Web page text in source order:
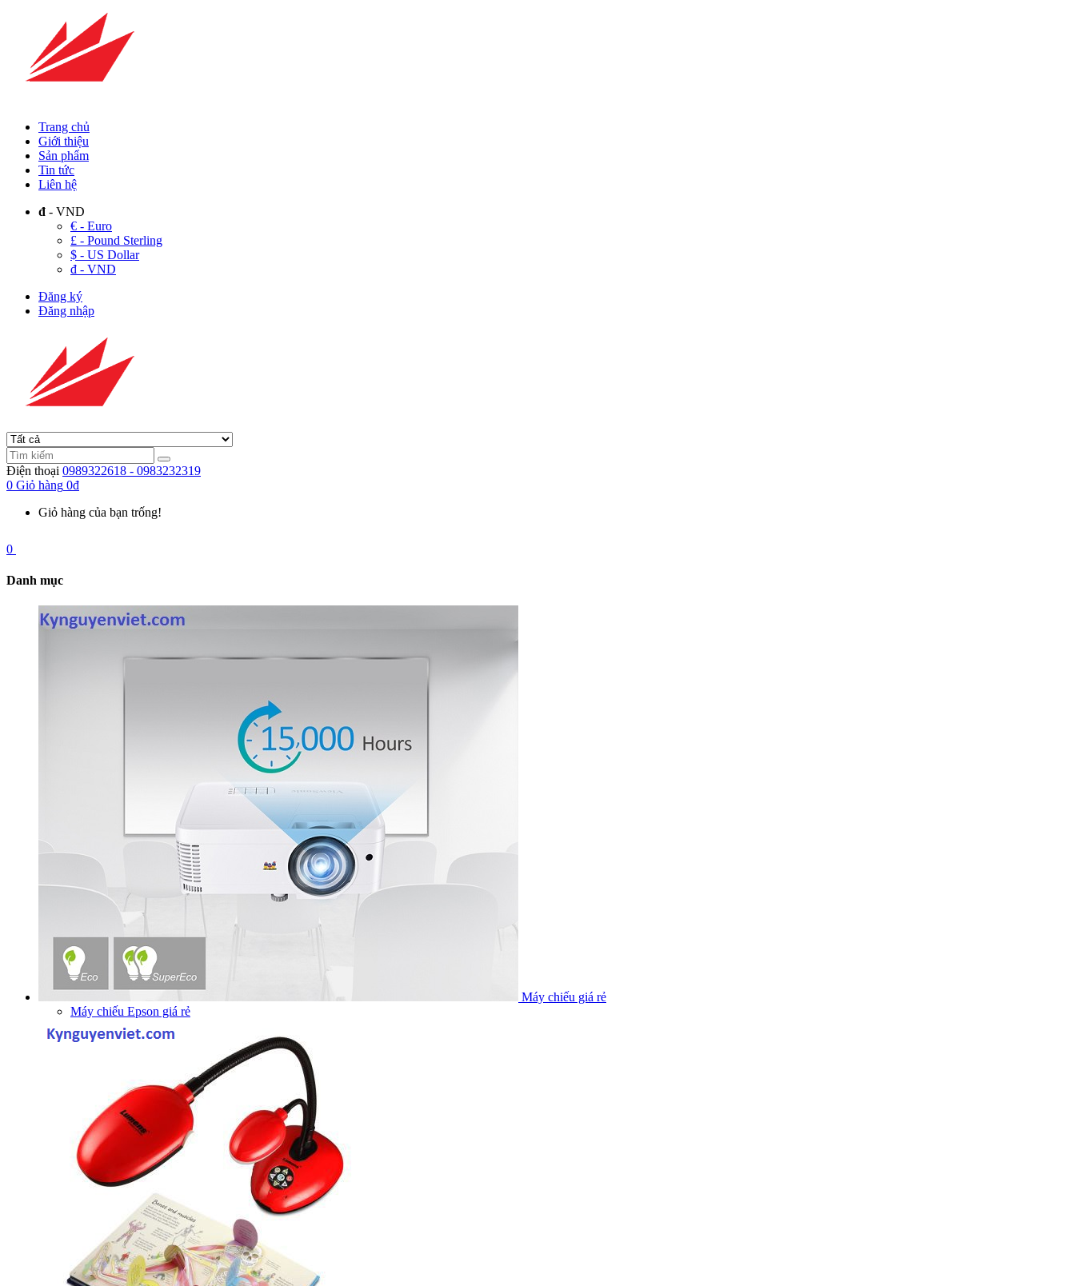
Trang chủ
Giới thiệu
Sản phẩm
Tin tức
Liên hệ
đ - VND
€ - Euro
£ - Pound Sterling
$ - US Dollar
đ - VND
Đăng ký
Đăng nhập
Điện thoại 0989322618 - 0983232319
0 Giỏ hàng 0đ
Giỏ hàng của bạn trống!
0
Danh mục
Máy chiếu giá rẻ
Máy chiếu Epson giá rẻ